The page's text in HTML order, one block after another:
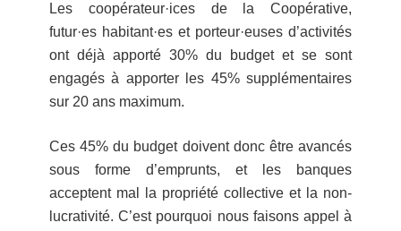
Les coopérateur·ices de la Coopérative,
futur·es habitant·es et porteur·euses d’activités
ont déjà apporté 30% du budget et se sont
engagés à apporter les 45% supplémentaires
sur 20 ans maximum.
Ces 45% du budget doivent donc être avancés
sous forme d’emprunts, et les banques
acceptent mal la propriété collective et la non-
lucrativité. C’est pourquoi nous faisons appel à